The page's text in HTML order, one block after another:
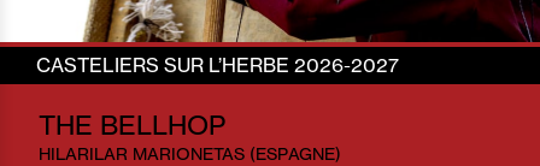
CASTELIERS SUR L’HERBE 2026-2027
THE BELLHOP
HILARILAR MARIONETAS (ESPAGNE)